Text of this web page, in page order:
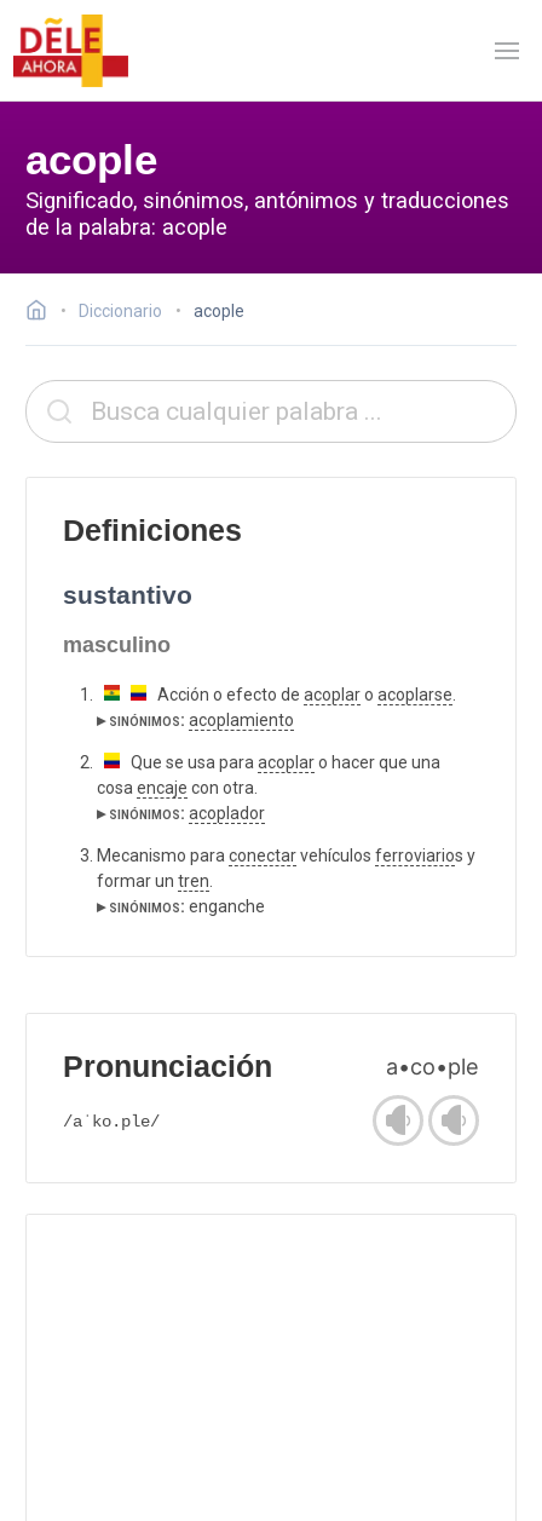
acople
Significado, sinónimos, antónimos y traducciones
de la palabra: acople
Diccionario acople
Definiciones
sustantivo
masculino
Acción o efecto de acoplaro acoplarse
▸ sinónimos: acoplamiento
Que se usa para acoplaro hacer que una
cosa encaje con otra.
▸ sinónimos: acoplador
Mecanismo para conectarvehículos ferroviarios y
formar un tren
▸ sinónimos: enganche
Pronunciación a•co•ple
/aˈko.ple/